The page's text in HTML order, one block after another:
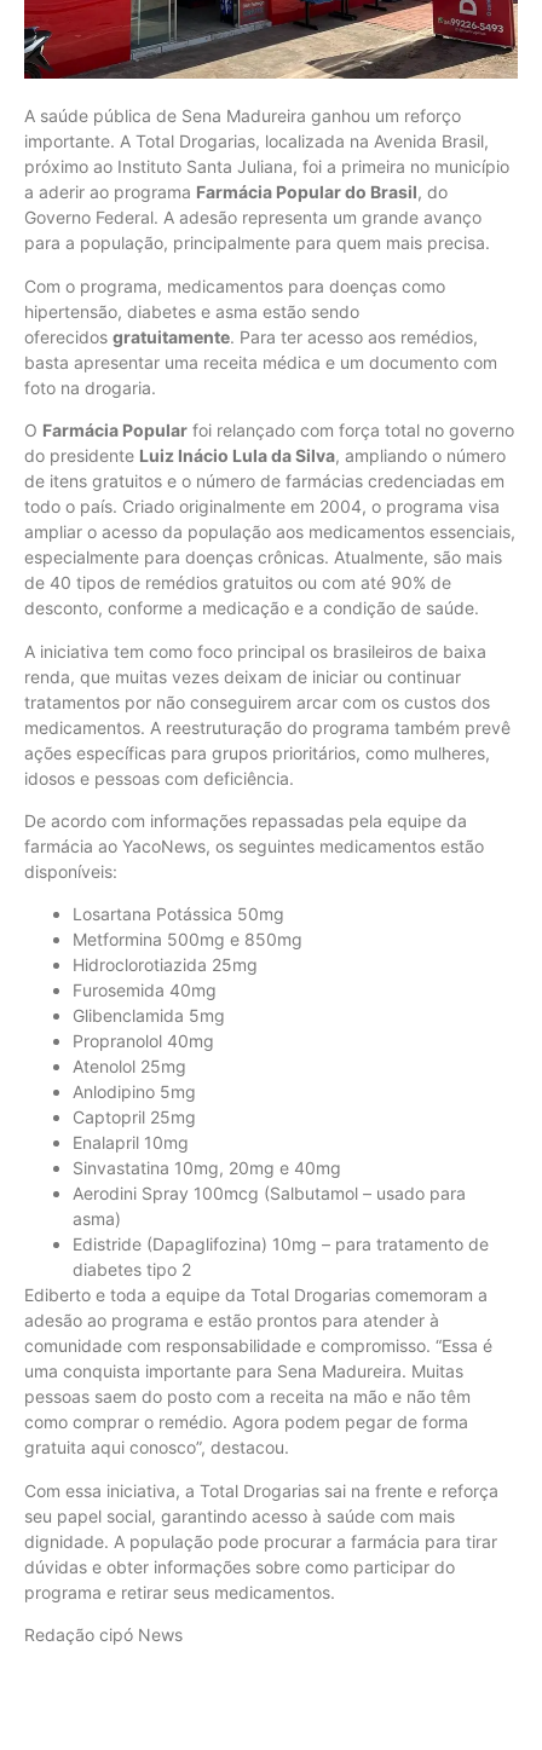
A saúde pública de Sena Madureira ganhou um reforço
importante. A Total Drogarias, localizada na Avenida Brasil,
próximo ao Instituto Santa Juliana, foi a primeira no município
a aderir ao programa Farmácia Popular do Brasil, do
Governo Federal. A adesão representa um grande avanço
para a população, principalmente para quem mais precisa.
Com o programa, medicamentos para doenças como
hipertensão, diabetes e asma estão sendo
oferecidos gratuitamente. Para ter acesso aos remédios,
basta apresentar uma receita médica e um documento com
foto na drogaria.
O Farmácia Popular foi relançado com força total no governo
do presidente Luiz Inácio Lula da Silva, ampliando o número
de itens gratuitos e o número de farmácias credenciadas em
todo o país. Criado originalmente em 2004, o programa visa
ampliar o acesso da população aos medicamentos essenciais,
especialmente para doenças crônicas. Atualmente, são mais
de 40 tipos de remédios gratuitos ou com até 90% de
desconto, conforme a medicação e a condição de saúde.
A iniciativa tem como foco principal os brasileiros de baixa
renda, que muitas vezes deixam de iniciar ou continuar
tratamentos por não conseguirem arcar com os custos dos
medicamentos. A reestruturação do programa também prevê
ações específicas para grupos prioritários, como mulheres,
idosos e pessoas com deficiência.
De acordo com informações repassadas pela equipe da
farmácia ao YacoNews, os seguintes medicamentos estão
disponíveis:
Losartana Potássica 50mg
Metformina 500mg e 850mg
Hidroclorotiazida 25mg
Furosemida 40mg
Glibenclamida 5mg
Propranolol 40mg
Atenolol 25mg
Anlodipino 5mg
Captopril 25mg
Enalapril 10mg
Sinvastatina 10mg, 20mg e 40mg
Aerodini Spray 100mcg (Salbutamol – usado para
asma)
Edistride (Dapaglifozina) 10mg – para tratamento de
diabetes tipo 2
Ediberto e toda a equipe da Total Drogarias comemoram a
adesão ao programa e estão prontos para atender à
comunidade com responsabilidade e compromisso. “Essa é
uma conquista importante para Sena Madureira. Muitas
pessoas saem do posto com a receita na mão e não têm
como comprar o remédio. Agora podem pegar de forma
gratuita aqui conosco”, destacou.
Com essa iniciativa, a Total Drogarias sai na frente e reforça
seu papel social, garantindo acesso à saúde com mais
dignidade. A população pode procurar a farmácia para tirar
dúvidas e obter informações sobre como participar do
programa e retirar seus medicamentos.
Redação cipó News